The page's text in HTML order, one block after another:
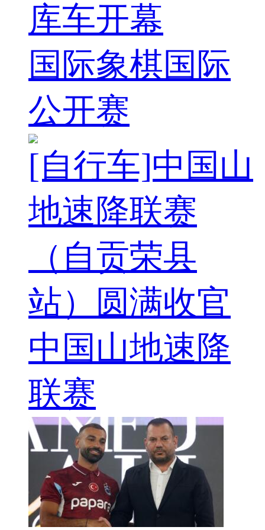
库车开幕
国际象棋国际
公开赛
[自行车]中国山
地速降联赛
（自贡荣县
站）圆满收官
中国山地速降
联赛